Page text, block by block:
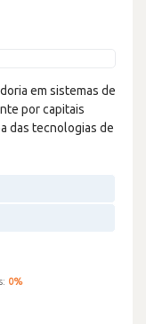
em sistemas de
por capitais
das tecnologias de
0%